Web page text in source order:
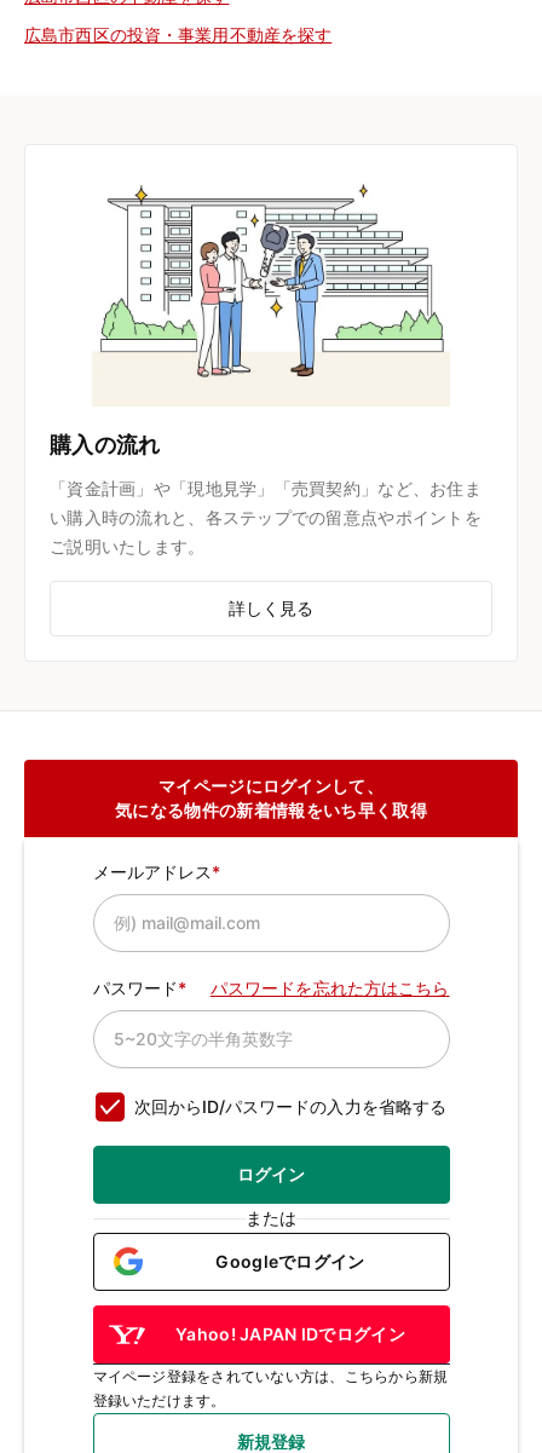
広島市西区の投資・事業用不動産を探す
購入の流れ
「資金計画」や「現地見学」「売買契約」など、お住ま
い購入時の流れと、各ステップでの留意点やポイントを
ご説明いたします。
詳しく見る
マイページにログインして、
気になる物件の新着情報をいち早く取得
メールアドレス
パスワード パスワードを忘れた方はこちら
次回からID/パスワードの入力を省略する
ログイン
または
Googleでログイン
Yahoo! JAPAN IDでログイン
マイページ登録をされていない方は、こちらから新規
登録いただけます。
新規登録